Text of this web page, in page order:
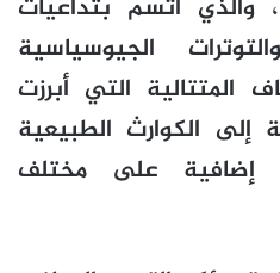
والذي اتسم بتداعيات
19، والتوترات الجيوسياسية
المتتالية التي أبرزت
إلى الكوارث الطبيعية
إضافية على مختلف